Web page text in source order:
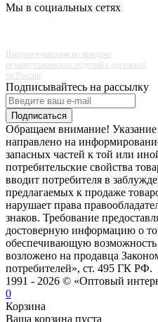
Мы в социальных сетях
Интернет-магазин по продаже
резинотехнических изделий с доставкой
по России
Подписывайтесь на рассылку
Подписаться
Обращаем внимание!
направлено на
запасных частей к той или
потребительские свойства
вводит потребителя в
предлагаемых к продаже
нарушает права
знаков. Требование
достоверную информацию о
обеспечивающую
возложено на продавца
потребителей», ст. 495 ГК РФ.
1991 - 2026 © «Оптовый
0
Корзина
Ваша корзина пуста